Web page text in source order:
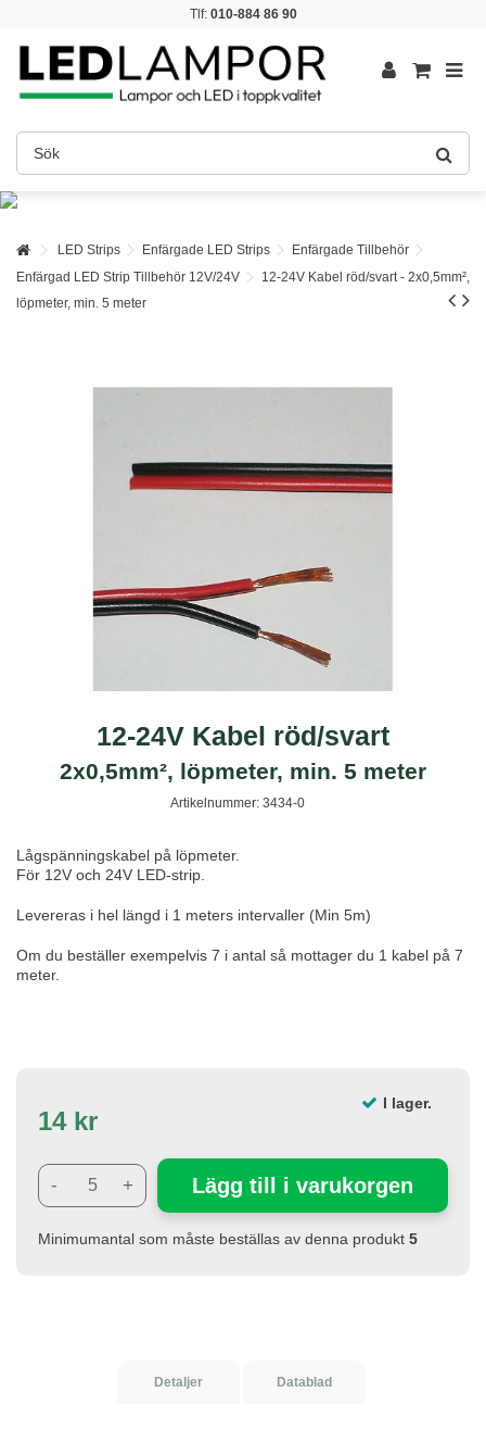
Tlf: 010-884 86 90
LED Strips Enfärgade LED Strips
Enfärgade Tillbehör
Enfärgad LED Strip Tillbehör 12V/24V
12-24V Kabel röd/svart - 2x0,5mm²,
löpmeter, min. 5 meter
12-24V Kabel röd/svart
2x0,5mm², löpmeter, min. 5 meter
Artikelnummer: 3434-0
Lågspänningskabel på löpmeter.
För 12V och 24V LED-strip.
Levereras i hel längd i 1 meters intervaller (Min 5m)
Om du beställer exempelvis 7 i antal så mottager du 1 kabel på 7
meter.
I lager.
14 kr
- + Lägg till i varukorgen
Minimumantal som måste beställas av denna produkt 5
Detaljer Datablad